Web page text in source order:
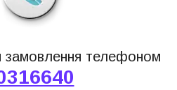
замовлення телефоном